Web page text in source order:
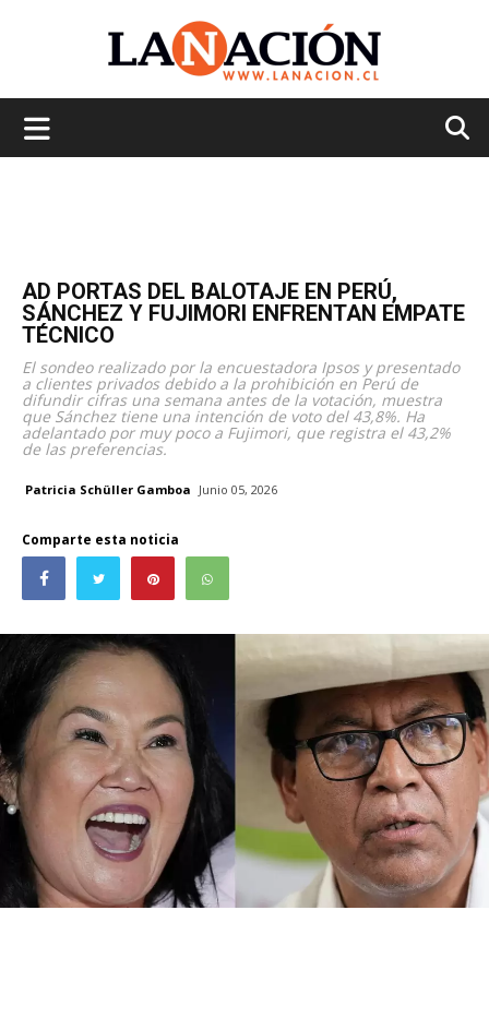
AD PORTAS DEL BALOTAJE EN PERÚ,
SÁNCHEZ Y FUJIMORI ENFRENTAN EMPATE
TÉCNICO
El sondeo realizado por la encuestadora Ipsos y presentado
a clientes privados debido a la prohibición en Perú de
difundir cifras una semana antes de la votación, muestra
que Sánchez tiene una intención de voto del 43,8%. Ha
adelantado por muy poco a Fujimori, que registra el 43,2%
de las preferencias.
Patricia Schüller Gamboa Junio 05, 2026
Comparte esta noticia